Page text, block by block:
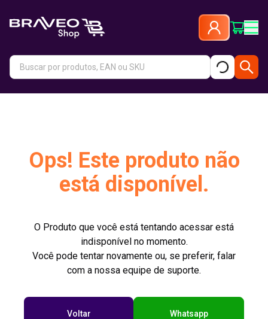
Ops! Este produto não
está disponível.
O Produto que você está tentando acessar está
indisponível no momento.
Você pode tentar novamente ou, se preferir, falar
com a nossa equipe de suporte.
Voltar Whatsapp